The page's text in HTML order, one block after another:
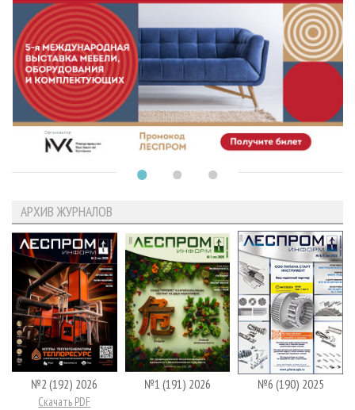
АРХИВ ЖУРНАЛОВ
№2 (192) 2026
Скачать PDF
№1 (191) 2026 №6 (190) 2025